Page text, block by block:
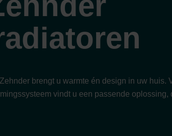
brengt u warmte én design in uw huis.
vindt u een passende oplossing,